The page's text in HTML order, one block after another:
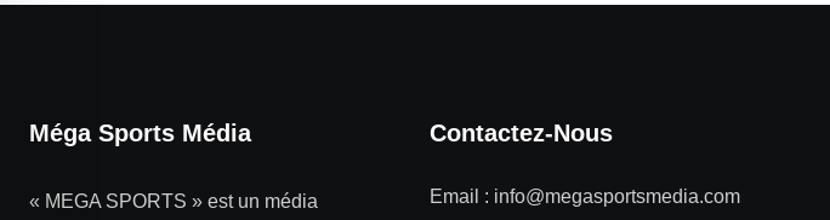
Méga Sports Média
« MEGA SPORTS » est un média
Contactez-Nous
Email : info@megasportsmedia.com